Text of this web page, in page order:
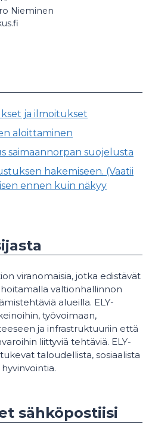
Nieminen
ja ilmoitukset
aloittaminen
saimaannorpan suojelusta
hakemiseen. (Vaatii
ennen kuin näkyy
viranomaisia, jotka edistävät
valtionhallinnon
alueilla. ELY-
työvoimaan,
ja infrastruktuuriin että
liittyviä tehtäviä. ELY-
taloudellista, sosiaalista
sähköpostiisi